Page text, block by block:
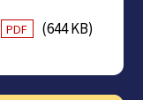
PDF (644 KB)